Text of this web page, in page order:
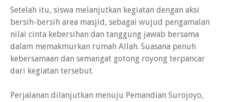
Setelah itu, siswa melanjutkan kegiatan dengan aksi
bersih-bersih area masjid, sebagai wujud pengamalan
nilai cinta kebersihan dan tanggung jawab bersama
dalam memakmurkan rumah Allah. Suasana penuh
kebersamaan dan semangat gotong royong terpancar
dari kegiatan tersebut.
Perjalanan dilanjutkan menuju Pemandian Surojoyo,